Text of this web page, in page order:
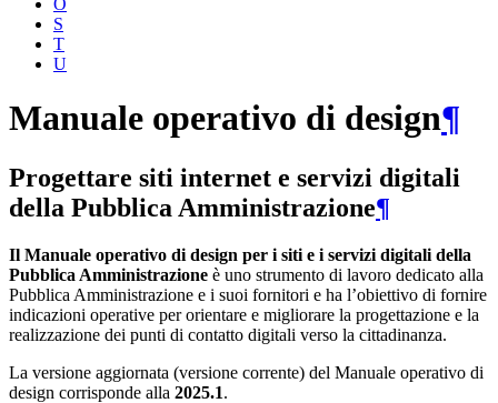
O
S
T
U
Manuale operativo di design¶
Progettare siti internet e servizi digitali
della Pubblica Amministrazione¶
Il Manuale operativo di design per i siti e i servizi digitali della
Pubblica Amministrazione è uno strumento di lavoro dedicato alla
Pubblica Amministrazione e i suoi fornitori e ha l’obiettivo di fornire
indicazioni operative per orientare e migliorare la progettazione e la
realizzazione dei punti di contatto digitali verso la cittadinanza.
La versione aggiornata (versione corrente) del Manuale operativo di
design corrisponde alla 2025.1.